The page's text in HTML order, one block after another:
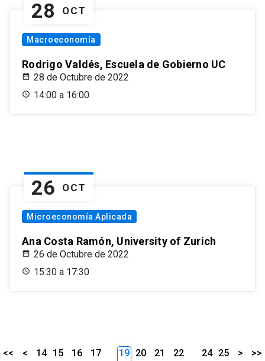
28 OCT
Macroeconomía
Rodrigo Valdés, Escuela de Gobierno UC
28 de Octubre de 2022
14:00 a 16:00
26 OCT
Microeconomía Aplicada
Ana Costa Ramón, University of Zurich
26 de Octubre de 2022
15:30 a 17:30
<< < 14 15 16
17
19 20 21
22
24 25 > >>